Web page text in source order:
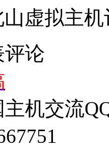
虚拟主机
评论
机交流